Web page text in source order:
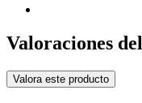
Valoraciones
Valora este producto